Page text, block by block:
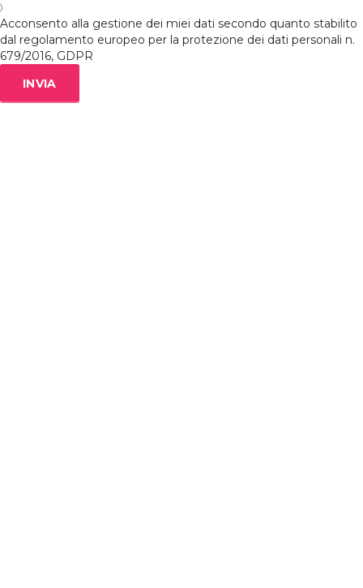
Acconsento alla gestione dei miei dati secondo quanto stabilito
dal regolamento europeo per la protezione dei dati personali n.
679/2016, GDPR
INVIA